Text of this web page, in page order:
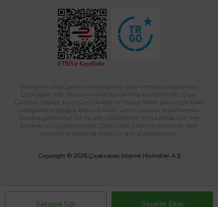
Satıcıya Sor Sepete Ekle
Türkiye’nin önde gelen online alışveriş sitesi ve mobil uygulaması
Çiçeksepeti’nde, ihtiyacınız olan tüm ürünleri bulabilirsiniz. Çiçek,
Çikolata, Hediye, Kişiye Özel Ürünler ve Hediye Setleri gibi birçok farklı
kategoride aradığınız binlerce ürünü sizlere sunuyor ve zamanında
kapınıza getiriyoruz! Siz de ister sevdiklerinizi mutlu etmek için, ister
kendiniz için sipariş verebilir; Çiçeksepeti Extra’nın fırsatlarla dolu
dünyasıyla tanışarak mutlu bir gün geçirebilirsiniz.
Copyright © 2026 Çiçeksepeti İnternet Hizmetleri A.Ş